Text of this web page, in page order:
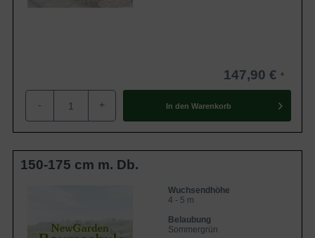
147,90 €
- + In den Warenkorb
150-175 cm m. Db.
Wuchsendhöhe
4 - 5 m
Belaubung
Sommergrün